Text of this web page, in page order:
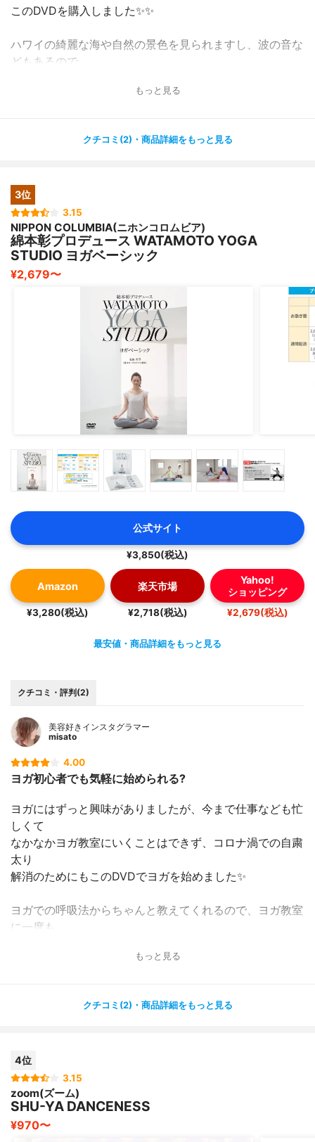
このDVDを購入しました✨✨
ハワイの綺麗な海や自然の景色を見られますし、波の音な
どもあるので、
綺麗な景色を見ながらだと、普通にヨガをするよりもさら
ヨガプログラムだけでなく、ハワイでの生活や食などにつ
いても
紹介してくれるDVDなので、ヨガがしたい方だけでなく、
ハワイ好きの
方にもおすすめのDVDです✨
ただ、ポーズの説明などをしてくれればもっといいなとな
もっと見る
クチコミ(2)・商品詳細をもっと見る
3位
3.15
NIPPON COLUMBIA(ニホンコロムビア)
綿本彰プロデュース WATAMOTO YOGA
STUDIO ヨガベーシック
¥2,679〜
公式サイト
¥3,850(税込)
Amazon
¥3,280(税込)
楽天市場
¥2,718(税込)
Yahoo!
ショッピング
¥2,679(税込)
最安値・商品詳細をもっと見る
クチコミ・評判(2)
美容好きインスタグラマー
misato
4.00
ヨガ初心者でも気軽に始められる?
ヨガにはずっと興味がありましたが、今まで仕事なども忙
しくて
なかなかヨガ教室にいくことはできず、コロナ渦での自粛
太り
解消のためにもこのDVDでヨガを始めました✨
ヨガでの呼吸法からちゃんと教えてくれるので、ヨガ教室
に一度も
お手本付きなので初心者でもちゃんとポーズを作りやすか
時間も20分・40分・60分で選べるので、時間のない時で
た?
ヨガ初心者の方に特におすすめの DVDです( ^ω^ )
もっと見る
クチコミ(2)・商品詳細をもっと見る
4位
3.15
zoom(ズーム)
SHU-YA DANCENESS
¥970〜